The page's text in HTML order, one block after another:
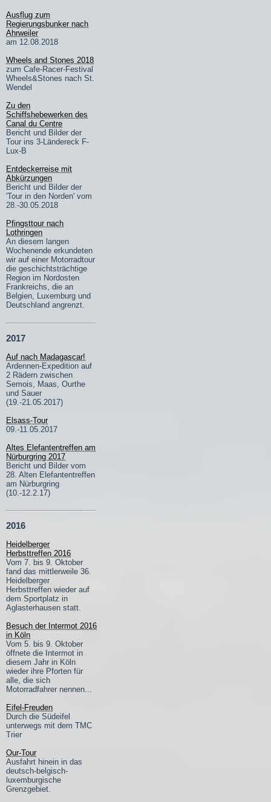
Ausflug zum
Regierungsbunker nach
Ahrweiler
am 12.08.2018
Wheels and Stones 2018
zum Cafe-Racer-Festival
Wheels&Stones nach St.
Wendel
Zu den
Schiffshebewerken des
Canal du Centre
Bericht und Bilder der
Tour ins 3-Ländereck F-
Lux-B
Entdeckerreise mit
Abkürzungen
Bericht und Bilder der
'Tour in den Norden' vom
28.-30.05.2018
Pfingsttour nach
Lothringen
An diesem langen
Wochenende erkundeten
wir auf einer Motorradtour
die geschichtsträchtige
Region im Nordosten
Frankreichs, die an
Belgien, Luxemburg und
Deutschland angrenzt.
2017
Auf nach Madagascar!
Ardennen-Expedition auf
2 Rädern zwischen
Semois, Maas, Ourthe
und Sauer
(19.-21.05.2017)
Elsass-Tour
09.-11.05.2017
Altes Elefantentreffen am
Nürburgring 2017
Bericht und Bilder vom
28. Alten Elefantentreffen
am Nürburgring
(10.-12.2.17)
2016
Heidelberger
Herbsttreffen 2016
Vom 7. bis 9. Oktober
fand das mittlerweile 36.
Heidelberger
Herbsttreffen wieder auf
dem Sportplatz in
Aglasterhausen statt.
Besuch der Intermot 2016
in Köln
Vom 5. bis 9. Oktober
öffnete die Intermot in
diesem Jahr in Köln
wieder ihre Pforten für
alle, die sich
Motorradfahrer nennen...
Eifel-Freuden
Durch die Südeifel
unterwegs mit dem TMC
Trier
Our-Tour
Ausfahrt hinein in das
deutsch-belgisch-
luxemburgische
Grenzgebiet.